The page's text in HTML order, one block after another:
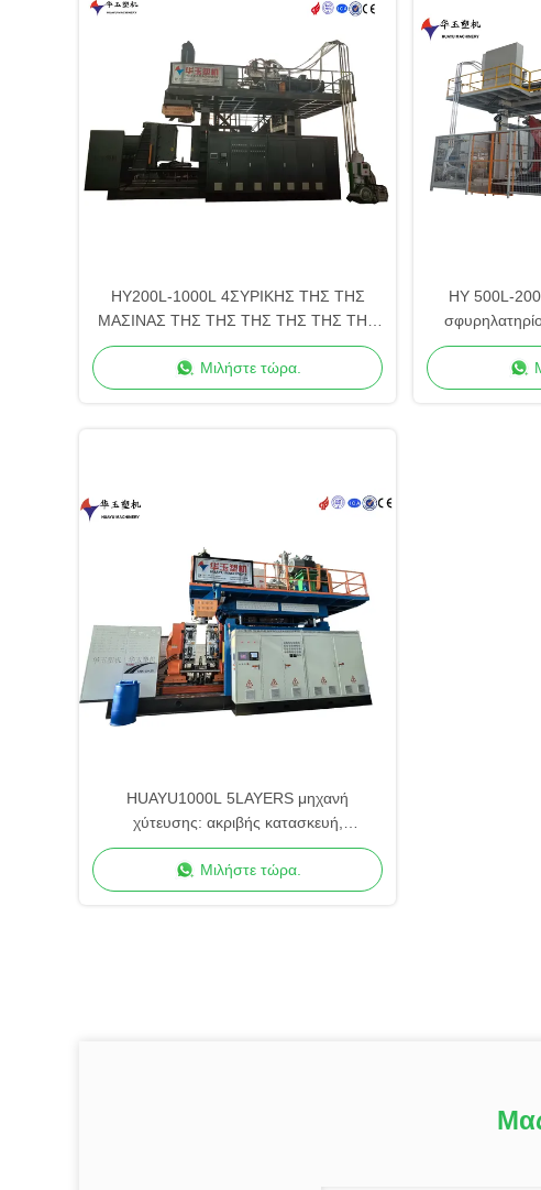
HY200L-1000L 4ΣΥΡΙΚΗΣ ΤΗΣ ΤΗΣ
ΜΑΣΙΝΑΣ ΤΗΣ ΤΗΣ ΤΗΣ ΤΗΣ ΤΗΣ ΤΗΣ
ΤΗΣ ΤΗΣ ΤΗΣ ΤΗΣ ΤΗΣ ΤΗΣ ΤΗΣ ΤΗΣ
ΤΗΣ ΤΗΣ ΤΗΣ ΤΗΣ ΤΗΣ ΤΗΣ ΤΗΣ ΤΗΣ
ΤΗΣ ΤΗΣ ΤΗΣ ΤΗΣ ΤΗΣ ΤΗΣ ΤΗΣ ΤΗΣ
ΤΗΣ ΤΗΣ ΤΗΣ ΤΗΣ ΤΗΣ ΤΗΣ ΤΗΣ ΤΗΣ
Μιλήστε τώρα.
HY 500L-
HUAYU1000L 5LAYERS μηχανή
χύτευσης: ακριβής κατασκευή,
προηγμένος έλεγχος ποιότητας
Μιλήστε τώρα.